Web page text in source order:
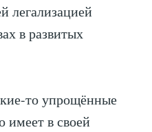
легализацией
в развитых
то упрощённые
имеет в своей